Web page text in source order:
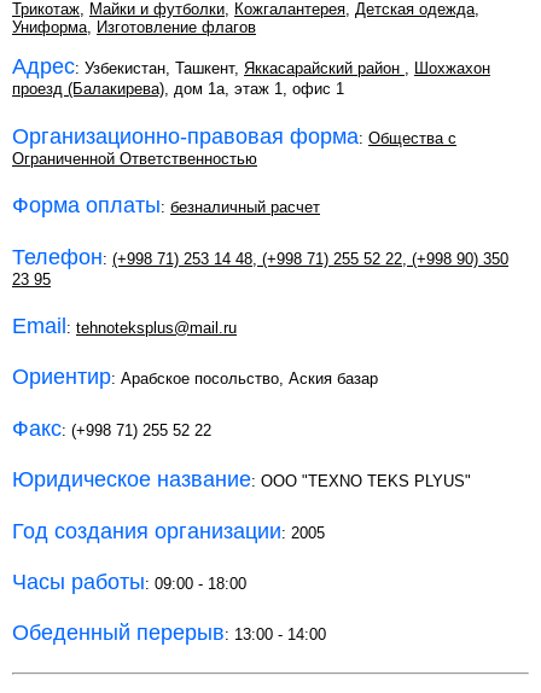
Трикотаж, Майки и футболки, Кожгалантерея, Детская одежда,
Униформа, Изготовление флагов
Адрес: Узбекистан, Ташкент, Яккасарайский район , Шохжахон
проезд (Балакирева), дом 1а, этаж 1, офис 1
Организационно-правовая форма: Общества с
Ограниченной Ответственностью
Форма оплаты: безналичный расчет
Телефон: (+998 71) 253 14 48 (+998 71) 255 52 22 (+998 90) 350
23 95
Email : tehnoteksplus@mail.ru
Ориентир: Арабское посольство, Аския базар
Факс: (+998 71) 255 52 22
Юридическое название: OOO "TEXNO TEKS PLYUS"
Год создания организации: 2005
Часы работы: 09:00 - 18:00
Обеденный перерыв: 13:00 - 14:00